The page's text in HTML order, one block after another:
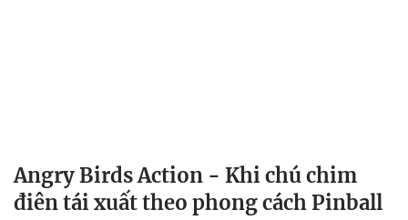
Angry Birds Action - Khi chú chim
điên tái xuất theo phong cách Pinball